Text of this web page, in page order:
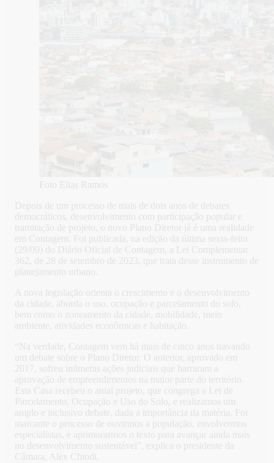
Foto Elias Ramos
Depois de um processo de mais de dois anos de debates
democráticos, desenvolvimento com participação popular e
tramitação de projeto, o novo Plano Diretor já é uma realidade
em Contagem. Foi publicada, na edição da última sexta-feira
(29/09) do Diário Oficial de Contagem, a Lei Complementar
362, de 28 de setembro de 2023, que trata desse instrumento de
planejamento urbano.
A nova legislação orienta o crescimento e o desenvolvimento
da cidade, aborda o uso, ocupação e parcelamento do solo,
bem como o zoneamento da cidade, mobilidade, meio
ambiente, atividades econômicas e habitação.
“Na verdade, Contagem vem há mais de cinco anos travando
um debate sobre o Plano Diretor. O anterior, aprovado em
2017, sofreu inúmeras ações judiciais que barraram a
aprovação de empreendimentos na maior parte do território.
Esta Casa recebeu o atual projeto, que congrega a Lei de
Parcelamento, Ocupação e Uso do Solo, e realizamos um
amplo e inclusivo debate, dada a importância da matéria. Foi
marcante o processo de ouvirmos a população, envolvermos
especialistas, e aprimorarmos o texto para avançar ainda mais
no desenvolvimento sustentável”, explica o presidente da
Câmara, Alex Chiodi.